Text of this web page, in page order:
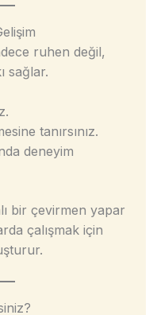
ruhen değil,
sağlar.
tanırsınız.
deneyim
bir çevirmen yapar
çalışmak için